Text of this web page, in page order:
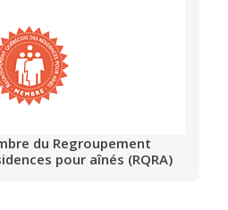
du Regroupement
pour aînés (RQRA)